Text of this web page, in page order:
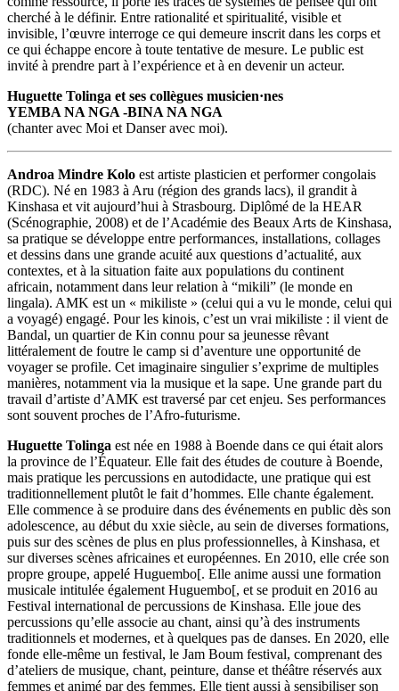
cherché à le définir. Entre rationalité et spiritualité, visible et
invisible, l’œuvre interroge ce qui demeure inscrit dans les corps et
ce qui échappe encore à toute tentative de mesure. Le public est
invité à prendre part à l’expérience et à en devenir un acteur.
Huguette Tolinga et ses collègues musicien·nes
YEMBA NA NGA -BINA NA NGA
(chanter avec Moi et Danser avec moi).
Androa Mindre Kolo est artiste plasticien et performer congolais
(RDC). Né en 1983 à Aru (région des grands lacs), il grandit à
Kinshasa et vit aujourd’hui à Strasbourg. Diplômé de la HEAR
(Scénographie, 2008) et de l’Académie des Beaux Arts de Kinshasa,
sa pratique se développe entre performances, installations, collages
et dessins dans une grande acuité aux questions d’actualité, aux
contextes, et à la situation faite aux populations du continent
africain, notamment dans leur relation à “mikili” (le monde en
lingala). AMK est un « mikiliste » (celui qui a vu le monde, celui qui
a voyagé) engagé. Pour les kinois, c’est un vrai mikiliste : il vient de
Bandal, un quartier de Kin connu pour sa jeunesse rêvant
littéralement de foutre le camp si d’aventure une opportunité de
voyager se profile. Cet imaginaire singulier s’exprime de multiples
manières, notamment via la musique et la sape. Une grande part du
travail d’artiste d’AMK est traversé par cet enjeu. Ses performances
sont souvent proches de l’Afro-futurisme.
Huguette Tolinga est née en 1988 à Boende dans ce qui était alors
la province de l’Équateur. Elle fait des études de couture à Boende,
mais pratique les percussions en autodidacte, une pratique qui est
traditionnellement plutôt le fait d’hommes. Elle chante également.
Elle commence à se produire dans des événements en public dès son
adolescence, au début du xxie siècle, au sein de diverses formations,
puis sur des scènes de plus en plus professionnelles, à Kinshasa, et
sur diverses scènes africaines et européennes. En 2010, elle crée son
propre groupe, appelé Huguembo[. Elle anime aussi une formation
musicale intitulée également Huguembo[, et se produit en 2016 au
Festival international de percussions de Kinshasa. Elle joue des
percussions qu’elle associe au chant, ainsi qu’à des instruments
traditionnels et modernes, et à quelques pas de danses. En 2020, elle
fonde elle-même un festival, le Jam Boum festival, comprenant des
d’ateliers de musique, chant, peinture, danse et théâtre réservés aux
femmes et animé par des femmes. Elle tient aussi à sensibiliser son